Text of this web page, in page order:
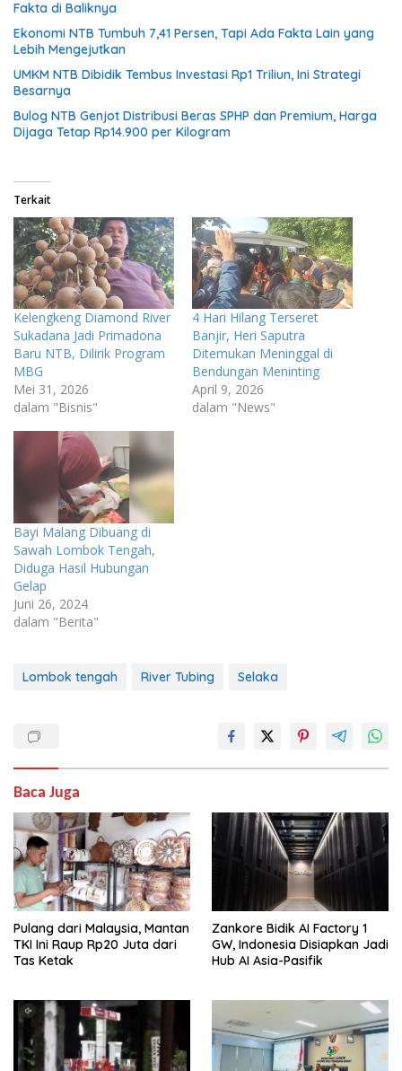
Fakta di Baliknya
Ekonomi NTB Tumbuh 7,41 Persen, Tapi Ada Fakta Lain yang
Lebih Mengejutkan
UMKM NTB Dibidik Tembus Investasi Rp1 Triliun, Ini Strategi
Besarnya
Bulog NTB Genjot Distribusi Beras SPHP dan Premium, Harga
Dijaga Tetap Rp14.900 per Kilogram
Terkait
Kelengkeng Diamond River
Sukadana Jadi Primadona
Baru NTB, Dilirik Program
MBG
Mei 31, 2026
dalam "Bisnis"
4 Hari Hilang Terseret
Banjir, Heri Saputra
Ditemukan Meninggal di
Bendungan Meninting
April 9, 2026
dalam "News"
Bayi Malang Dibuang di
Sawah Lombok Tengah,
Diduga Hasil Hubungan
Gelap
Juni 26, 2024
dalam "Berita"
Lombok tengah River Tubing Selaka
Baca Juga
Pulang dari Malaysia, Mantan
TKI Ini Raup Rp20 Juta dari
Tas Ketak
Zankore Bidik AI Factory 1
GW, Indonesia Disiapkan Jadi
Hub AI Asia-Pasifik